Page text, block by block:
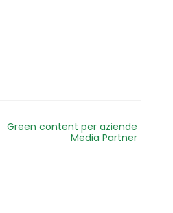
Green content per aziende
Media Partner